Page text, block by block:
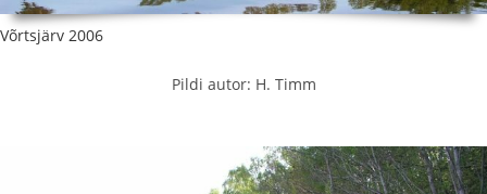
Võrtsjärv 2006
Pildi autor: H. Timm